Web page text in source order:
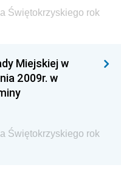
Pracy i
Dziedzictwa
i Polityki
Straży
Świętokrzyskiego rok
Miejskiej w
2009r. w
Świętokrzyskiego rok